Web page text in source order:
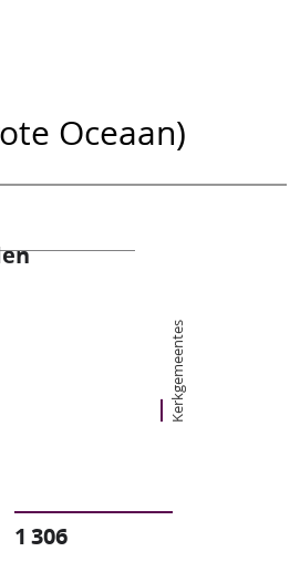
Oceaan)
Kerkgemeentes
1 306